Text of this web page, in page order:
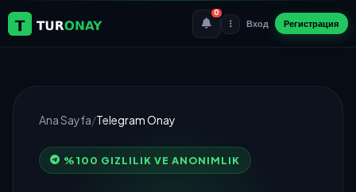
0
Вход Регистрация
Ana Sayfa/Telegram Onay
%100 GIZLILIK VE ANONIMLIK